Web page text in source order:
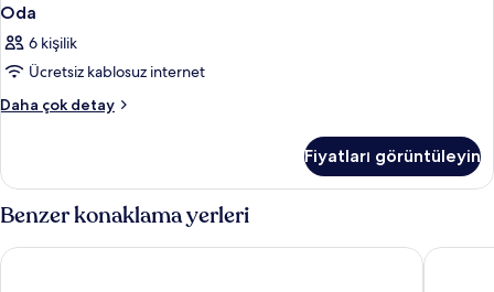
Oda
6 kişilik
Ücretsiz kablosuz internet
Daha çok detay
Oda
detay
Fiyatları görüntüleyin
Benzer konaklama yerleri
Söğüt Hotel Old City Delta